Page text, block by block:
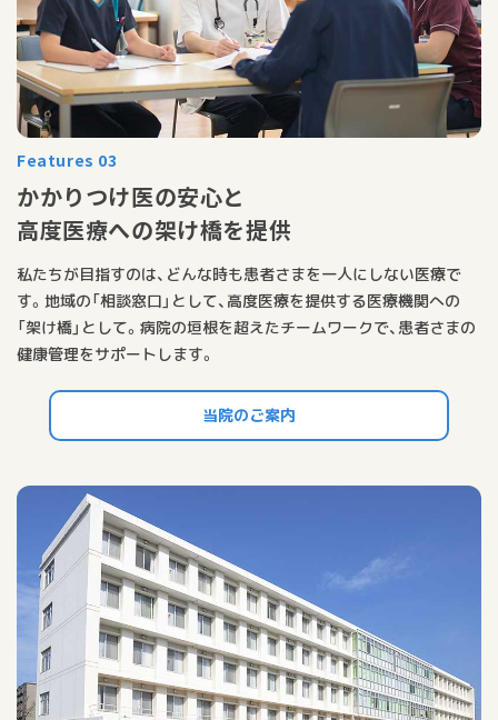
Features 03
かかりつけ医の安心と
高度医療への架け橋を提供
私たちが目指すのは、どんな時も患者さまを一人にしない医療で
す。地域の「相談窓口」として、高度医療を提供する医療機関への
「架け橋」として。病院の垣根を超えたチームワークで、患者さまの
健康管理をサポートします。
当院のご案内